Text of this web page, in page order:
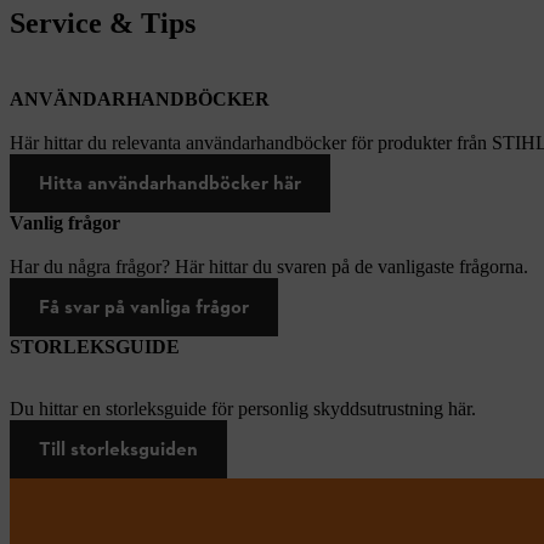
Service & Tips
ANVÄNDARHANDBÖCKER
Här hittar du relevanta användarhandböcker för produkter från
Hitta användarhandböcker här
Vanlig frågor
Har du några frågor? Här hittar du svaren på de vanligaste frågorna.
Få svar på vanliga frågor
STORLEKSGUIDE
Du hittar en storleksguide för personlig skyddsutrustning här.
Till storleksguiden